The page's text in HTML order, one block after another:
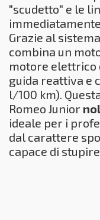
"scudetto" e le
Grazie al
combina un
motore elettrico
guida reattiva e
l/100 km).
Romeo Junior
ideale per i
dal carattere
capace di